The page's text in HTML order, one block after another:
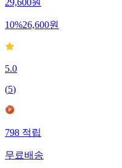
29,600원
10%26,600원
5.0
(5)
798적립
무료배송